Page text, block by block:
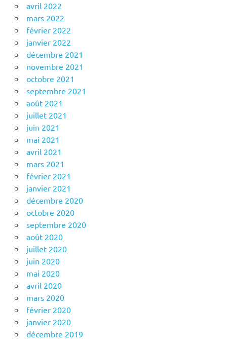
avril 2022
mars 2022
février 2022
janvier 2022
décembre 2021
novembre 2021
octobre 2021
septembre 2021
août 2021
juillet 2021
juin 2021
mai 2021
avril 2021
mars 2021
février 2021
janvier 2021
décembre 2020
octobre 2020
septembre 2020
août 2020
juillet 2020
juin 2020
mai 2020
avril 2020
mars 2020
février 2020
janvier 2020
décembre 2019